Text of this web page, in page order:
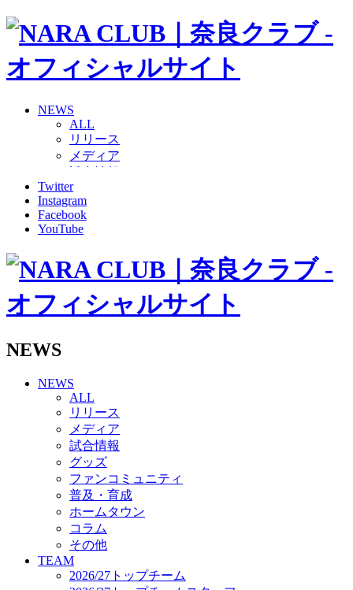
NEWS
ALL
リリース
メディア
グッズ
ファンコミュニティ
普及・育成
ホームタウン
その他
2026/27トップチーム
2026/27トップチームスタッフ
ボランティアチーム「volundeer」
ビクトリーロード
HOMEGAME
観戦ルール＆マナー
ホームゲーム運営管理規定
Jリーグ運営管理規定
写真・動画使用ガイドライン
ロートフィールド奈良
SCHEDULE
2026/27
練習見学時のファンサービスについて
TICKET
奈良クラブ明治安田J3リーグ2026/27シーズン試
Twitter
Instagram
Facebook
YouTube
NEWS
NEWS
ALL
リリース
メディア
試合情報
グッズ
ファンコミュニティ
普及・育成
ホームタウン
コラム
その他
TEAM
2026/27トップチーム